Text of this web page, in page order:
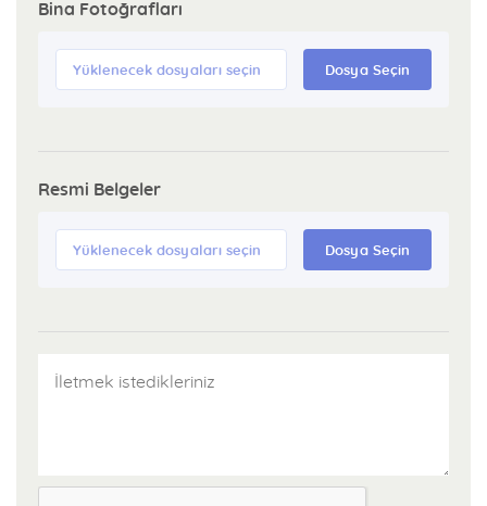
Bina Fotoğrafları
Yüklenecek dosyaları seçin Dosya Seçin
Resmi Belgeler
Yüklenecek dosyaları seçin Dosya Seçin